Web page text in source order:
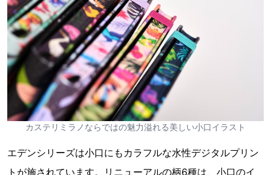
カステリミラノならではの魅力溢れる美しい小口イラスト
エデンシリーズは小口にもカラフルな水性デジタルプリン
トが施されています。リニューアルの柄6種は、小口のイ